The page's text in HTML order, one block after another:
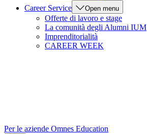
Career Service
Open menu
Offerte di lavoro e stage
La comunità degli Alumni IUM
Imprenditorialità
CAREER WEEK
Per le aziende Omnes Education